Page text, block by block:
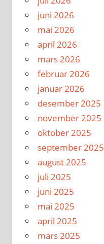
juni 2026
mai 2026
april 2026
mars 2026
februar 2026
januar 2026
desember 2025
november 2025
oktober 2025
september 2025
august 2025
juli 2025
juni 2025
mai 2025
april 2025
mars 2025